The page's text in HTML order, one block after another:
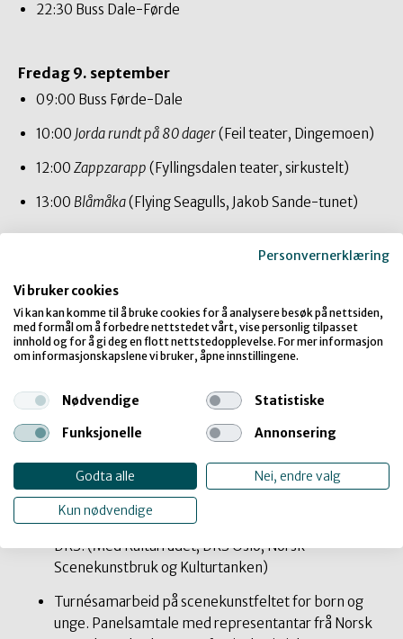
22:30 Buss Dale-Førde
Fredag 9. september
09:00 Buss Førde-Dale
10:00 Jorda rundt på 80 dager(Feil teater, Dingemoen)
12:00 Zappzarapp (Fyllingsdalen teater, sirkustelt)
13:00 Blåmåka(Flying Seagulls, Jakob Sande-tunet)
Trudvang)
14:00 Lunsj (Jakob Sande-løa)
DKS (Kommunestyresalen)
Radio Fjaler: Om Norsk Scenekunstbruk sitt prosjekt
Unge Stemmer og samarbeidet mellom KHiO og
Fjaler ungdomsskule. Leia av scenekunstkritikar og
dramaturg Mariken Lauvstad.
Om nyproduksjon og tilgang til produksjonsmiddel i
DKS. (Med Kulturrådet, DKS Oslo, Norsk
Scenekunstbruk og Kulturtanken)
Turnésamarbeid på scenekunstfeltet for born og
unge. Panelsamtale med representantar frå Norsk
Personvernerklæring
Vi bruker cookies
Vi kan kan komme til å bruke cookies for å analysere besøk på nettsiden,
med formål om å forbedre nettstedet vårt, vise personlig tilpasset
innhold og for å gi deg en flott nettstedopplevelse. For mer informasjon
om informasjonskapslene vi bruker, åpne innstillingene.
Nødvendige
Statistiske
Funksjonelle
Annonsering
Godta alle Nei, endre valg
Kun nødvendige